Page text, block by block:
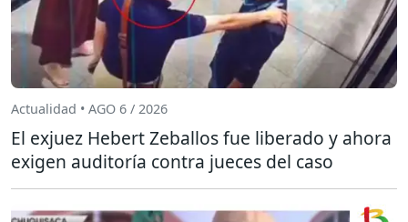
Actualidad • AGO 6 / 2026
El exjuez Hebert Zeballos fue liberado y ahora
exigen auditoría contra jueces del caso